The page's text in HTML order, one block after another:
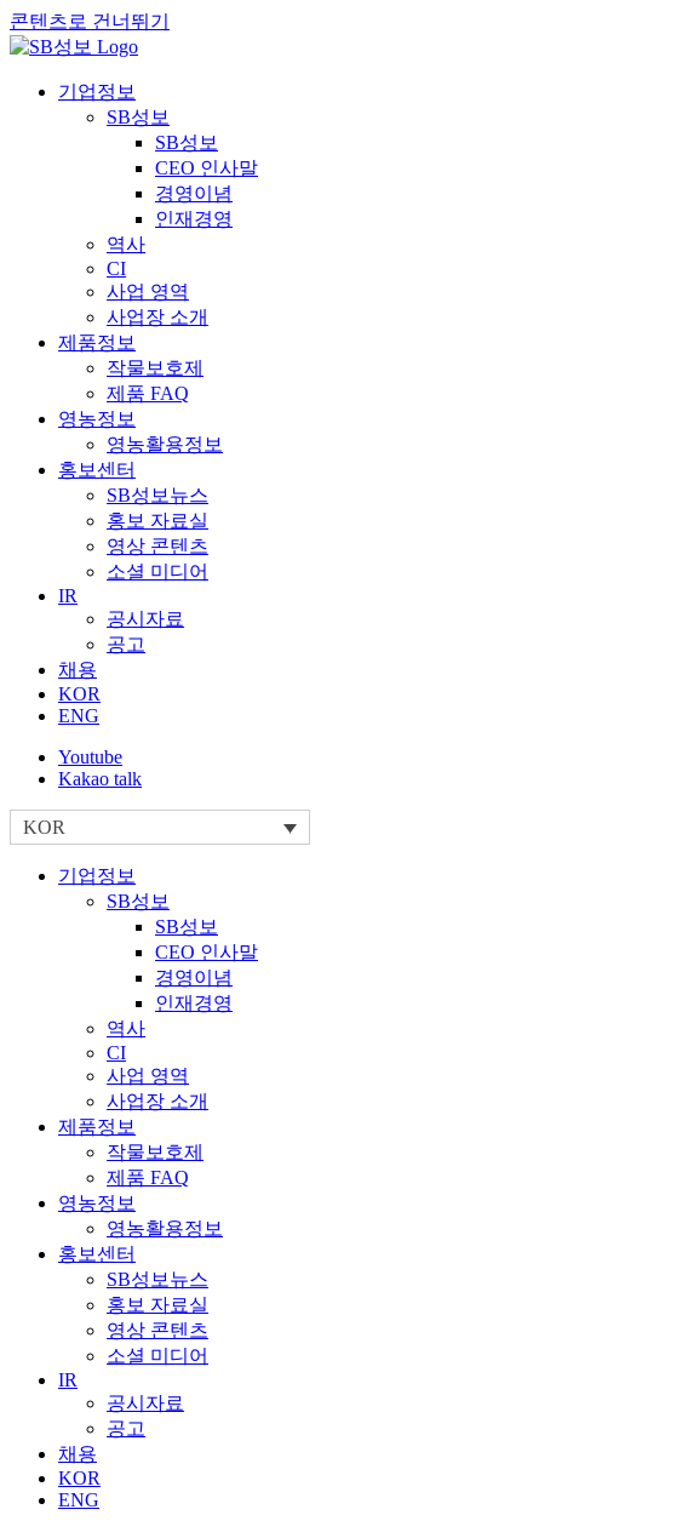
콘텐츠로 건너뛰기
기업정보
SB성보
SB성보
CEO 인사말
경영이념
인재경영
역사
CI
사업 영역
사업장 소개
제품정보
작물보호제
제품 FAQ
영농정보
영농활용정보
홍보센터
SB성보뉴스
홍보 자료실
영상 콘텐츠
소셜 미디어
IR
공시자료
공고
채용
KOR
ENG
Youtube
Kakao talk
KOR
기업정보
SB성보
SB성보
CEO 인사말
경영이념
인재경영
역사
CI
사업 영역
사업장 소개
제품정보
작물보호제
제품 FAQ
영농정보
영농활용정보
홍보센터
SB성보뉴스
홍보 자료실
영상 콘텐츠
소셜 미디어
IR
공시자료
공고
채용
KOR
ENG